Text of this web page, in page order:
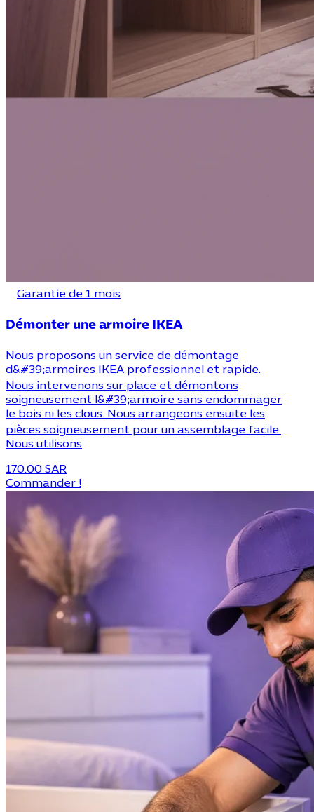
Garantie de 1 mois
Démonter une armoire IKEA
Nous proposons un service de démontage
d&#39;armoires IKEA professionnel et rapide.
Nous intervenons sur place et démontons
soigneusement l&#39;armoire sans endommager
le bois ni les clous. Nous arrangeons ensuite les
pièces soigneusement pour un assemblage facile.
Nous utilisons
170.00 SAR
Commander !